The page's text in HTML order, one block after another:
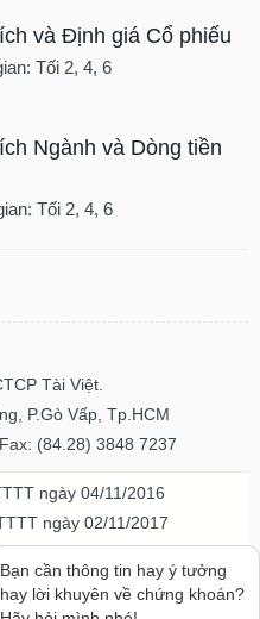
và Định giá Cổ phiếu
Tối 2, 4, 6
Ngành và Dòng tiền
Tối 2, 4, 6
Tài Việt.
P.Gò Vấp, Tp.HCM
(84.28) 3848 7237
ngày 04/11/2016
ngày 02/11/2017
ICP ngày 20/07/2023
Truyền thông TPHCM
Bạn cần thông tin hay ý tưởng
hay lời khuyên về chứng khoán?